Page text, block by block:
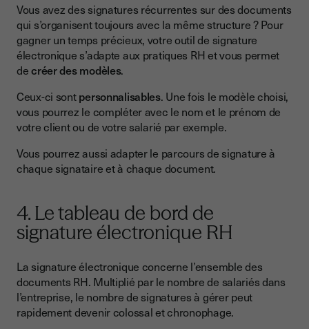
Vous avez des signatures récurrentes sur des documents
qui s’organisent toujours avec la même structure ? Pour
gagner un temps précieux, votre outil de signature
électronique s’adapte aux pratiques RH et vous permet
decréer des modèles.
Ceux-ci sontpersonnalisables. Une fois le modèle choisi,
vous pourrez le compléter avec le nom et le prénom de
votre client ou de votre salarié par exemple.
Vous pourrez aussi adapter le parcours de signature à
chaque signataire et à chaque document.
4. Le tableau de bord de
signature électronique RH
La signature électronique concerne l’ensemble des
documents RH. Multiplié par le nombre de salariés dans
l’entreprise, le nombre de signatures à gérer peut
rapidement devenir colossal et chronophage.